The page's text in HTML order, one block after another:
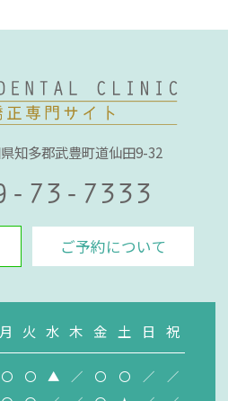
知多郡武豊町道仙田9-32
73-7333
ご予約について
月 火 水 木 金 土 日 祝
〇 〇 ▲ ／ 〇 〇 ／ ／